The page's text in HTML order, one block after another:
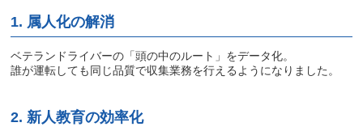
1. 属人化の解消
ベテランドライバーの「頭の中のルート」をデータ化。
誰が運転しても同じ品質で収集業務を行えるようになりました。
2. 新人教育の効率化